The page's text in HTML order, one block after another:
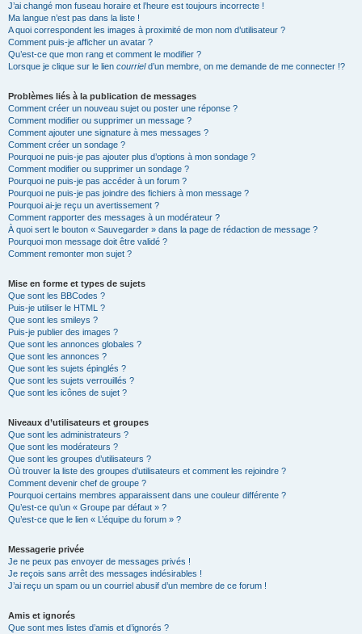
J’ai changé mon fuseau horaire et l’heure est toujours incorrecte !
Ma langue n’est pas dans la liste !
A quoi correspondent les images à proximité de mon nom d’utilisateur ?
Comment puis-je afficher un avatar ?
Qu’est-ce que mon rang et comment le modifier ?
Lorsque je clique sur le lien courrield’un membre, on me demande de me connecter !?
Problèmes liés à la publication de messages
Comment créer un nouveau sujet ou poster une réponse ?
Comment modifier ou supprimer un message ?
Comment ajouter une signature à mes messages ?
Comment créer un sondage ?
Pourquoi ne puis-je pas ajouter plus d’options à mon sondage ?
Comment modifier ou supprimer un sondage ?
Pourquoi ne puis-je pas accéder à un forum ?
Pourquoi ne puis-je pas joindre des fichiers à mon message ?
Pourquoi ai-je reçu un avertissement ?
Comment rapporter des messages à un modérateur ?
À quoi sert le bouton « Sauvegarder » dans la page de rédaction de message ?
Pourquoi mon message doit être validé ?
Comment remonter mon sujet ?
Mise en forme et types de sujets
Que sont les BBCodes ?
Puis-je utiliser le HTML ?
Que sont les smileys ?
Puis-je publier des images ?
Que sont les annonces globales ?
Que sont les annonces ?
Que sont les sujets épinglés ?
Que sont les sujets verrouillés ?
Que sont les icônes de sujet ?
Niveaux d’utilisateurs et groupes
Que sont les administrateurs ?
Que sont les modérateurs ?
Que sont les groupes d’utilisateurs ?
Où trouver la liste des groupes d’utilisateurs et comment les rejoindre ?
Comment devenir chef de groupe ?
Pourquoi certains membres apparaissent dans une couleur différente ?
Qu’est-ce qu’un « Groupe par défaut » ?
Qu’est-ce que le lien « L’équipe du forum » ?
Messagerie privée
Je ne peux pas envoyer de messages privés !
Je reçois sans arrêt des messages indésirables !
J’ai reçu un spam ou un courriel abusif d’un membre de ce forum !
Amis et ignorés
Que sont mes listes d’amis et d’ignorés ?